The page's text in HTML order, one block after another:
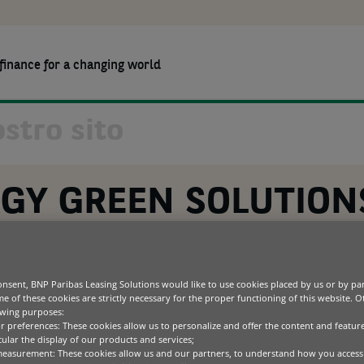
for a changing world
Green technology
ICT
Office equipment
Wholesale
Sostenibilità
Codice di Condotta
GREEN
SOLUTIONS:
LA
BNP Paribas Leasing Solutions would like to use cookies placed by us or by
of these cookies are strictly necessary for the proper functioning of this website.
purposes:
preferences: These cookies allow us to personalize and offer the content and
the display of our products and services;
These cookies allow us and our partners, to understand how you